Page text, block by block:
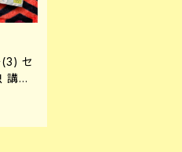
(3) セ
講談